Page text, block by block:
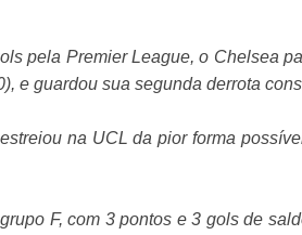
pela Premier League, o Chelsea
e guardou sua segunda derrota
na UCL da pior forma
F, com 3 pontos e 3 gols de